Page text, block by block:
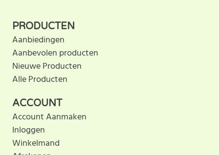
ACCOUNT
Account Aanmaken
Inloggen
Winkelmand
PRODUCTEN
Aanbiedingen
Aanbevolen producten
Nieuwe Producten
Alle Producten